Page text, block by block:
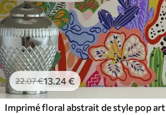
22.07€13.24€
Imprimé floral abstrait de style pop art